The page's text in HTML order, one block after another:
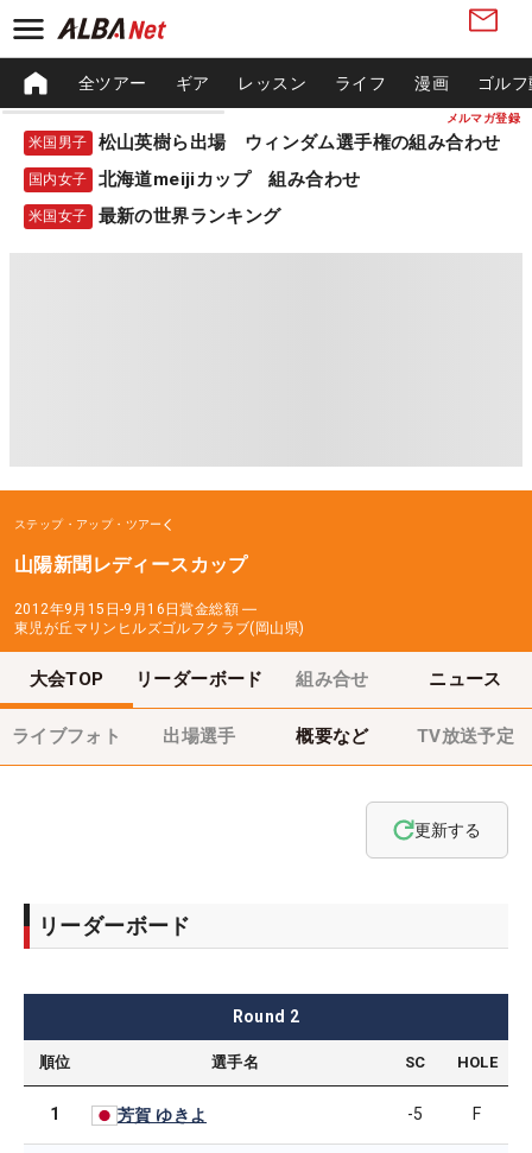
メルマガ登録
全ツアー ギア レッスン ライフ 漫画 ゴル
米国男子 松山英樹ら出場 ウィンダム選手権の組み合わせ
国内女子 北海道meijiカップ 組み合わせ
米国女子 最新の世界ランキング
ステップ・アップ・ツアー
山陽新聞レディースカップ
2012年9月15日-9月16日賞金総額 ―
東児が丘マリンヒルズゴルフクラブ(岡山県)
大会TOP リーダーボード 組み合せ ニュース
ライブフォト 出場選手 概要など TV放送予定
更新する
リーダーボード
Round 2
順位 選手名 SC HOLE
1 芳賀 ゆきよ -5 F